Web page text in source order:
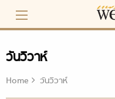
content
วันวิวาห์
Home วันวิวาห์